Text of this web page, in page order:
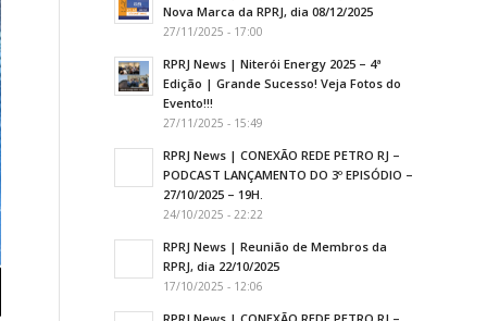
Nova Marca da RPRJ, dia 08/12/2025
27/11/2025 - 17:00
RPRJ News | Niterói Energy 2025 – 4ª
Edição | Grande Sucesso! Veja Fotos do
Evento!!!
27/11/2025 - 15:49
RPRJ News | CONEXÃO REDE PETRO RJ –
PODCAST LANÇAMENTO DO 3º EPISÓDIO –
27/10/2025 – 19H.
24/10/2025 - 22:22
RPRJ News | Reunião de Membros da
RPRJ, dia 22/10/2025
17/10/2025 - 12:06